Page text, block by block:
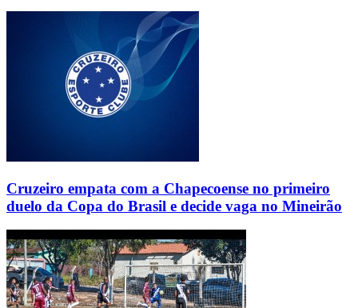
Cruzeiro empata com a Chapecoense no primeiro
duelo da Copa do Brasil e decide vaga no Mineirão